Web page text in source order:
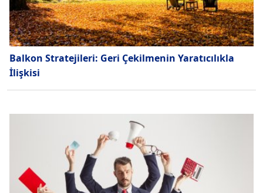
Balkon Stratejileri: Geri Çekilmenin Yaratıcılıkla
İlişkisi